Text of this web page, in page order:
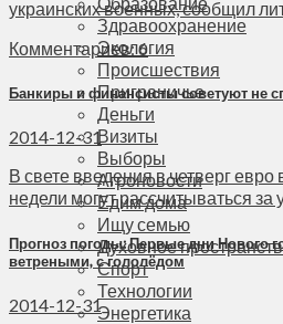
Здравоохранение
Экология
Происшествия
Приграничье
Деньги
Визиты
Выборы
Агроновости
Едим дома
Ищу семью
Духовное
Спорт
Технологии
Энергетика
украинских военных, сообщил
Комментариев: 6
Банкиры и финансисты советуют не
2014-12-31
В свете введения в четверг
недели могут рассчитываться за
Прогноз погоды: Первые дни Нового
ветреными, с гололёдом
2014-12-31